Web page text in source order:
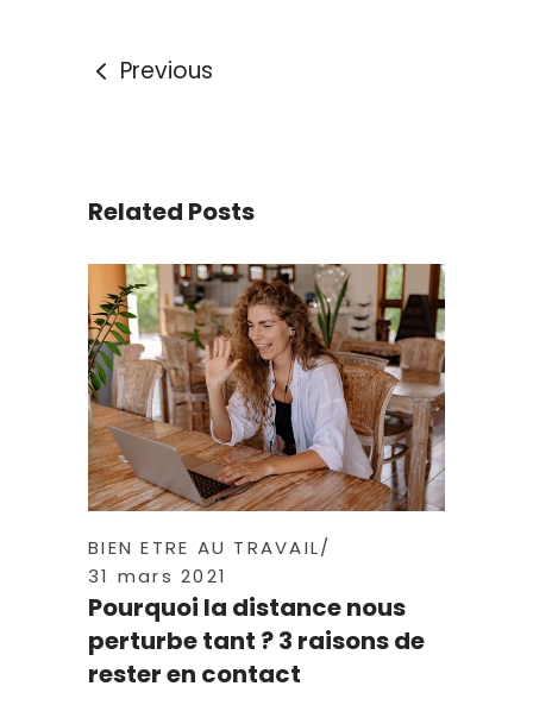
Previous
Related Posts
BIEN ETRE AU TRAVAIL
31 mars 2021
Pourquoi la distance nous
perturbe tant ? 3 raisons de
rester en contact